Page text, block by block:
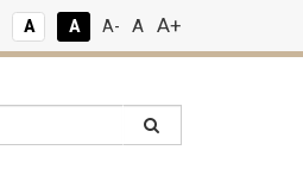
A A A- A A+